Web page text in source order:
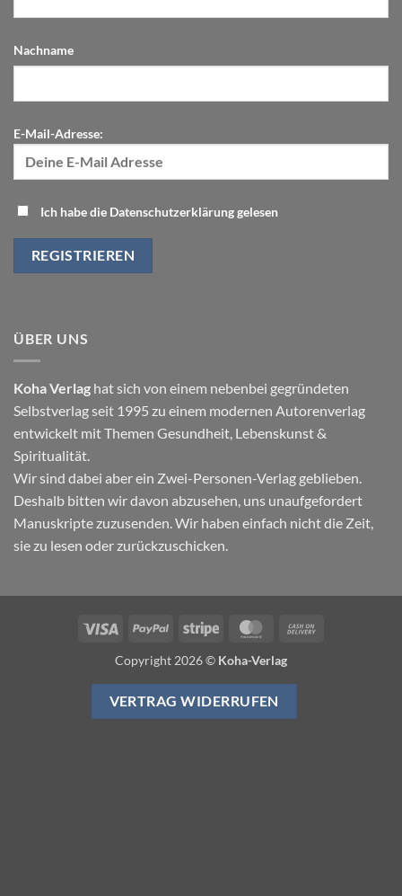
Nachname
E-Mail-Adresse:
Ich habe die Datenschutzerklärung gelesen
ÜBER UNS
Koha Verlag hat sich von einem nebenbei gegründeten
Selbstverlag seit 1995 zu einem modernen Autorenverlag
entwickelt mit Themen Gesundheit Lebenskunst&
Spiritualität
Wir sind dabei aber ein Zwei-Personen-Verlag geblieben.
Deshalb bitten wir davon abzusehen, uns unaufgefordert
Manuskripte zuzusenden. Wir haben einfach nicht die Zeit,
sie zu lesen oder zurückzuschicken.
Visa PayPal Stripe MasterCard
Copyright 2026 © Koha-Verlag
VERTRAG WIDERRUFEN